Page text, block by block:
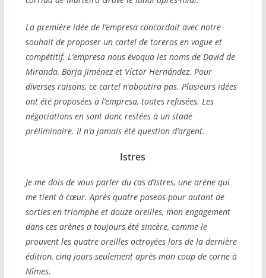
La première idée de l’empresa concordait avec notre
souhait de proposer un cartel de toreros en vogue et
compétitif. L’empresa nous évoqua les noms de David de
Miranda, Borja Jiménez et Víctor Hernández. Pour
diverses raisons, ce cartel n’aboutira pas. Plusieurs idées
ont été proposées à l’empresa, toutes refusées. Les
négociations en sont donc restées à un stade
préliminaire. Il n’a jamais été question d’argent.
Istres
Je me dois de vous parler du cas d’Istres, une arène qui
me tient à cœur. Après quatre paseos pour autant de
sorties en triomphe et douze oreilles, mon engagement
dans ces arènes a toujours été sincère, comme le
prouvent les quatre oreilles octroyées lors de la dernière
édition, cinq jours seulement après mon coup de corne à
Nîmes.